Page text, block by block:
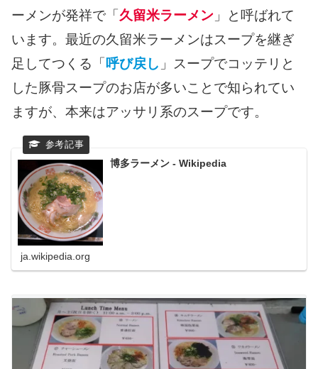
ーメンが発祥で「 久留米ラーメン 」と呼ばれて
います。最近の久留米ラーメンはスープを継ぎ
足してつくる「 呼び戻し 」スープでコッテリと
した豚骨スープのお店が多いことで知られてい
ますが、本来はアッサリ系のスープです。
博多ラーメン - Wikipedia
ja.wikipedia.org